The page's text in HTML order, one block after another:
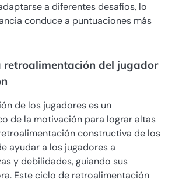
a diferentes desafíos, lo
conduce a puntuaciones más
retroalimentación del jugador
de los jugadores es un
de la motivación para lograr altas
constructiva de los
ayudar a los jugadores a
y debilidades, guiando sus
Este ciclo de retroalimentación